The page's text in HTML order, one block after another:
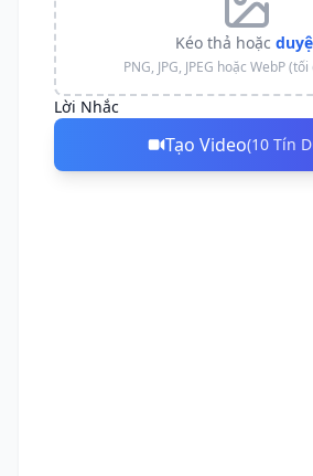
Kéo thả hoặc
PNG, JPG, JPEG hoặc WebP
Lời Nhắc
Tạo Video(10 Tín